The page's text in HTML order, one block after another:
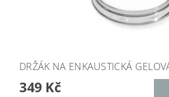
DRŽÁK NA ENKAUSTICKÁ
349 Kč